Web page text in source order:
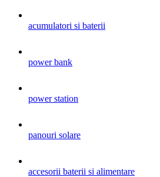
acumulatori si baterii
power bank
power station
panouri solare
accesorii baterii si alimentare